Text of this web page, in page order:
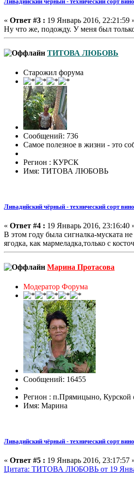
« Ответ #3 : 19 Январь 2016, 22:21:59
Ну что же, подожду. У меня был
ТИТОВА ЛЮБОВЬ
Старожил форума
Сообщений: 736
Самое полезное в жизни - это
Регион : КУРСК
Имя: ТИТОВА ЛЮБОВЬ
Ливадийский чёрный - технический сорт
« Ответ #4 : 19 Январь 2016, 23:16:40
В этом году была сигналка-муската не
ягодка, как мармеладка,только с
Марина Протасова
Модератор Форума
Сообщений: 16455
Регион : п.Прямицыно, Курской
Имя: Марина
Ливадийский чёрный - технический сорт
« Ответ #5 : 19 Январь 2016, 23:17:57
Цитата: ТИТОВА ЛЮБОВЬ от 19